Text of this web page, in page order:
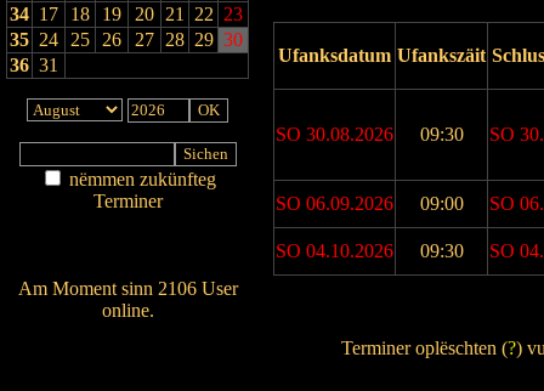
34 17 18 19 20 21 22 23
35 24 25 26 27 28 29 30
36 31
nëmmen zukünfteg
Terminer
Am Moment sinn 2106 User
online.
Ufanksdatum Ufankszäit
SO 30.08.2026 09:30 SO
SO 06.09.2026 09:00 SO
SO 04.10.2026 09:30 SO
Terminer oplëschten (?)